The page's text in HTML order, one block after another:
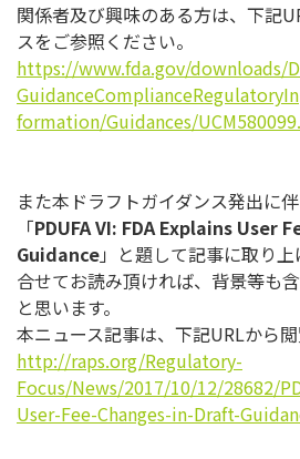
関係者及び興味のある方は、下記
スをご参照ください。
https://www.fda.gov/downloads/
GuidanceComplianceRegulatoryIn
formation/Guidances/UCM580099.
また本ドラフトガイダンス発出に
「PDUFA VI: FDA Explains User
Guidance」と題して記事に取り上
合せてお読み頂ければ、 背景等も
と思います。
本ニュース記事は、下記URLから閲
http://raps.org/Regulatory-
Focus/News/2017/10/12/28682/
User-Fee-Changes-in-Draft-